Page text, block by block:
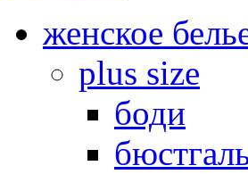
женское
plus size
боди